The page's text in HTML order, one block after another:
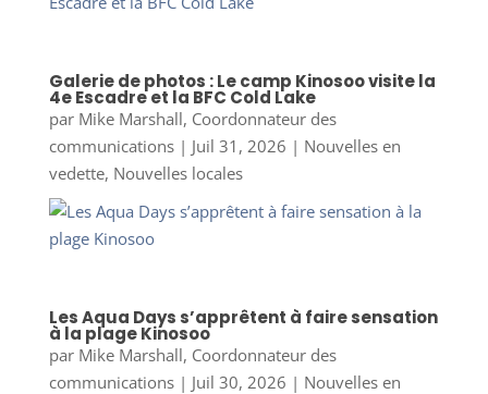
Galerie de photos : Le camp Kinosoo visite la
4e Escadre et la BFC Cold Lake
par Mike Marshall, Coordonnateur des
communications| Juil 31, 2026 | Nouvelles en
vedette, Nouvelles locales
Les Aqua Days s’apprêtent à faire sensation
à la plage Kinosoo
par Mike Marshall, Coordonnateur des
communications| Juil 30, 2026 | Nouvelles en